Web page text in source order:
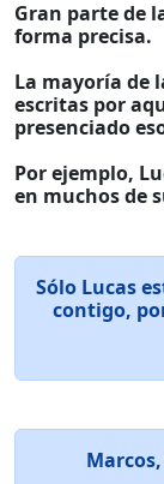
Gran parte de
forma precisa.
La mayoría de
escritas por
presenciado
Por ejemplo,
en muchos de
Sólo Lucas
contigo,